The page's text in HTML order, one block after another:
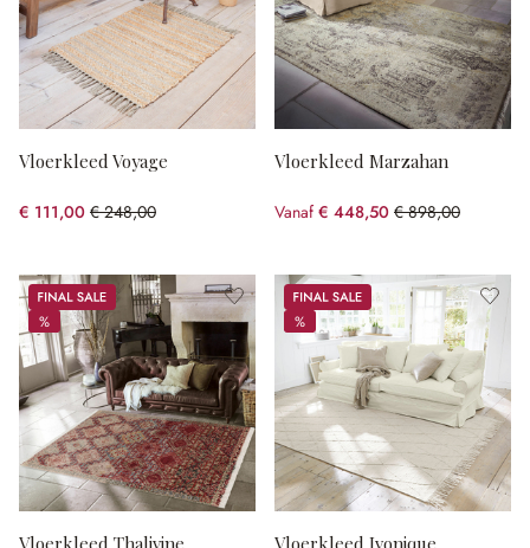
Vloerkleed Voyage
€ 111,00 € 248,00
(55.24% gespart)
Vloerkleed Marzahan
Vanaf € 448,50 € 898,00
(50.06% gespart)
Sale
%
%
Vloerkleed Thalivine
Sale
%
%
Vloerkleed Ivonique